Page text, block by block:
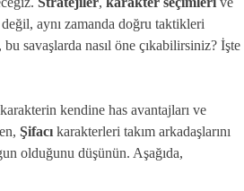
aynı zamanda doğru taktikleri
savaşlarda nasıl öne çıkabilirsiniz? İşte
kendine has avantajları ve
Şifacı karakterleri takım arkadaşlarını
olduğunu düşünün. Aşağıda,